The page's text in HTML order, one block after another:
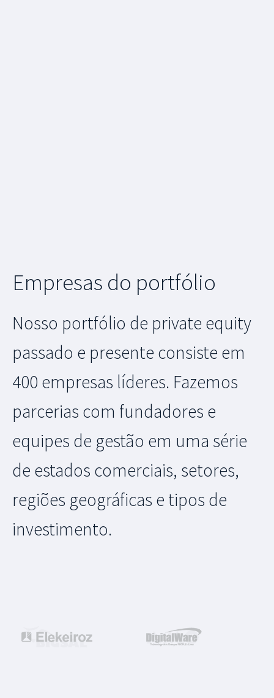
Empresas do portfólio
Nosso portfólio de private equity
passado e presente consiste em
400 empresas líderes. Fazemos
parcerias com fundadores e
equipes de gestão em uma série
de estados comerciais, setores,
regiões geográficas e tipos de
investimento.